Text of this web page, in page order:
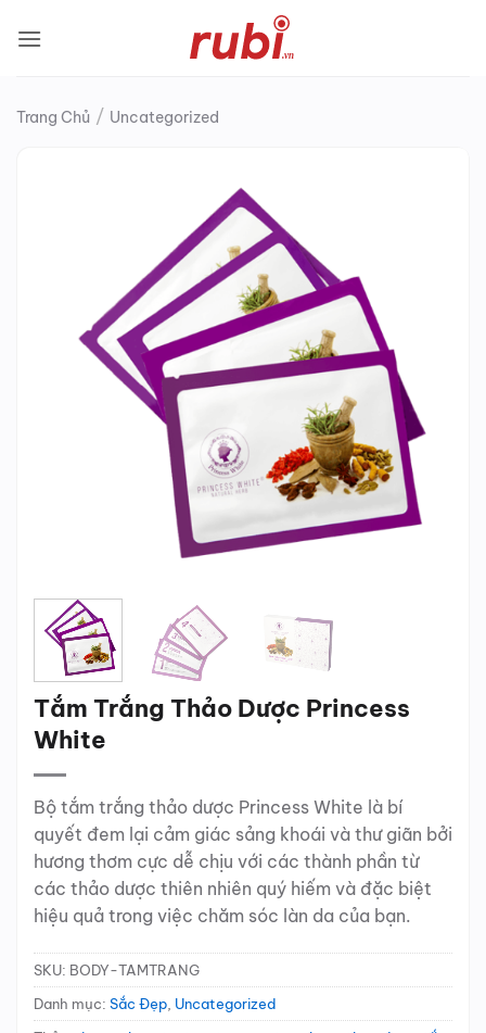
qua
Trang Chủ / Uncategorized
Tắm Trắng Thảo Dược Princess
White
Bộ tắm trắng thảo dược Princess White là bí
quyết đem lại cảm giác sảng khoái và thư giãn bởi
hương thơm cực dễ chịu với các thành phần từ
các thảo dược thiên nhiên quý hiếm và đặc biệt
hiệu quả trong việc chăm sóc làn da của bạn.
SKU: BODY-TAMTRANG
Danh mục: Sắc Đẹp Uncategorized